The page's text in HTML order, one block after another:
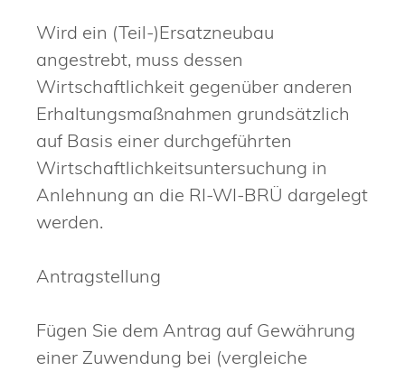
Wird ein (Teil-)Ersatzneubau
angestrebt, muss dessen
Wirtschaftlichkeit gegenüber anderen
Erhaltungsmaßnahmen grundsätzlich
auf Basis einer durchgeführten
Wirtschaftlichkeitsuntersuchung in
Anlehnung an die RI-WI-BRÜ dargelegt
werden.
Antragstellung
Fügen Sie dem Antrag auf Gewährung
einer Zuwendung bei (vergleiche